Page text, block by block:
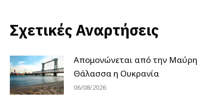
Σχετικές Αναρτήσεις
Απομονώνεται από την Μαύρη
Θάλασσα η Ουκρανία
06/08/2026